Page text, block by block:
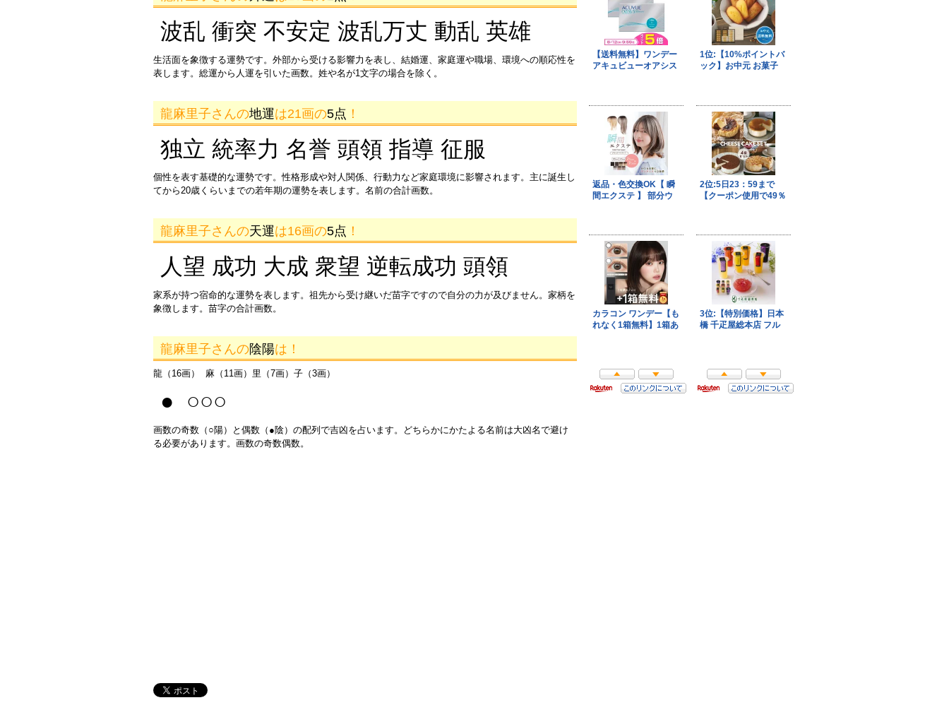
波乱 衝突 不安定 波乱万丈 動乱 英雄
生活面を象徴する運勢です。外部から受ける影響力を表し、結婚運、家庭運や職場、環境への順応性を
表します。総運から人運を引いた画数。姓や名が1文字の場合を除く。
龍麻里子さんの地運は21画の5点 ！
独立 統率力 名誉 頭領 指導 征服
個性を表す基礎的な運勢です。性格形成や対人関係、行動力など家庭環境に影響されます。主に誕生し
てから20歳くらいまでの若年期の運勢を表します。名前の合計画数。
龍麻里子さんの天運は16画の5点 ！
人望 成功 大成 衆望 逆転成功 頭領
家系が持つ宿命的な運勢を表します。祖先から受け継いだ苗字ですので自分の力が及びません。家柄を
象徴します。苗字の合計画数。
龍麻里子さんの陰陽は！
龍（16画） 麻（11画）里（7画）子（3画）
● ○○○
画数の奇数（○陽）と偶数（●陰）の配列で吉凶を占います。どちらかにかたよる名前は大凶名で避け
る必要があります。画数の奇数偶数。